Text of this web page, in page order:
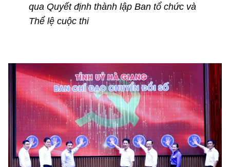
qua Quyết định thành lập Ban tổ chức và
Thể lệ cuộc thi